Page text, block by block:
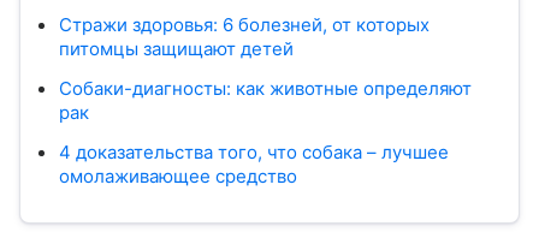
Стражи здоровья: 6 болезней, от которых
питомцы защищают детей
Собаки-диагносты: как животные определяют
рак
4 доказательства того, что собака – лучшее
омолаживающее средство